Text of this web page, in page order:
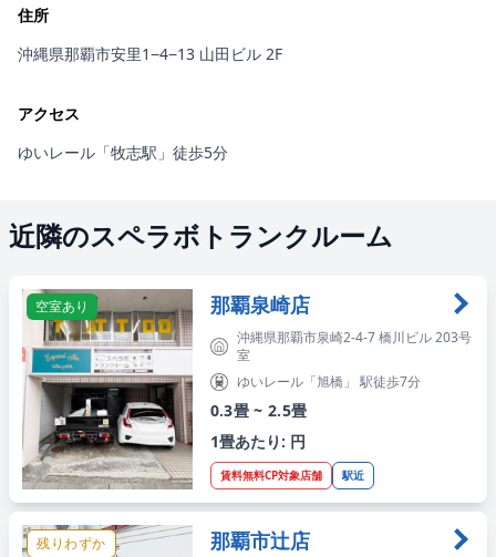
住所
沖縄県那覇市安里1−4−13 山田ビル 2F
アクセス
ゆいレール「牧志駅」徒歩5分
近隣のスペラボトランクルーム
空室あり 那覇泉崎店
沖縄県那覇市泉崎2-4-7 橋川ビル 203号
室
ゆいレール「旭橋」 駅徒歩7分
0.3畳 ~ 2.5畳
1畳あたり: 円
賃料無料CP対象店舗 駅近
残りわずか 那覇市辻店